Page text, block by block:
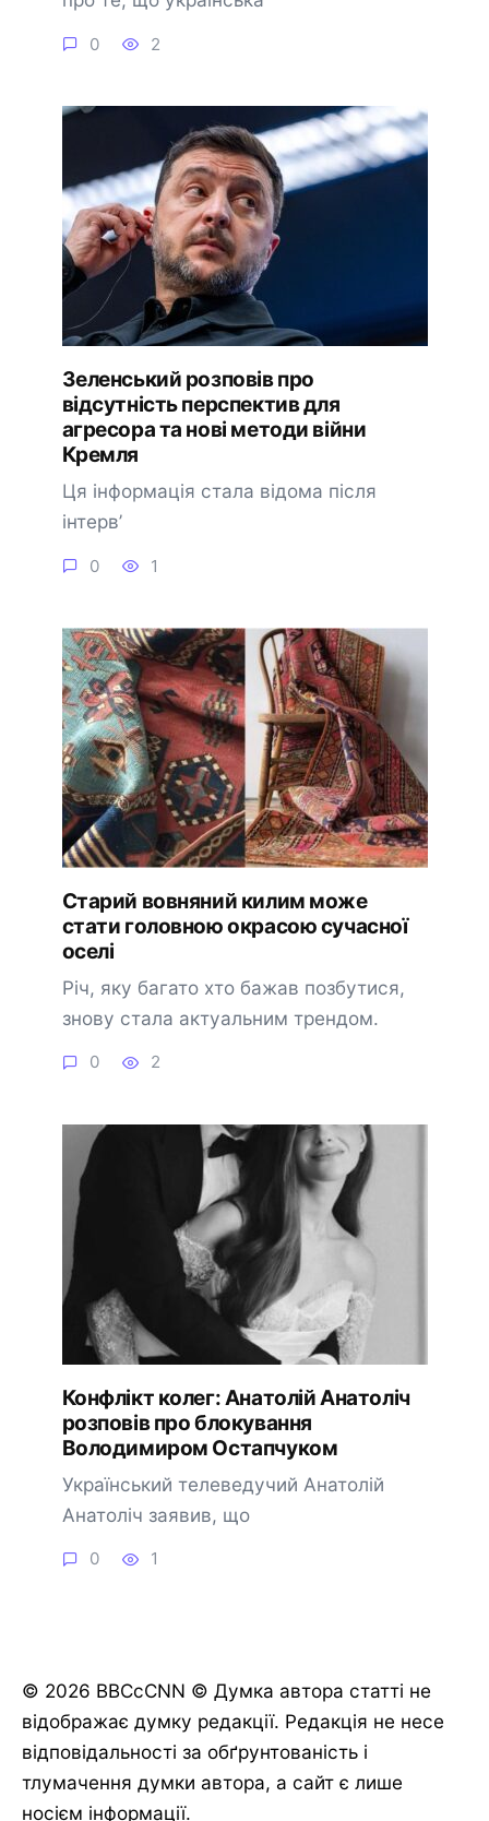
0 2
Зеленський розповів про
відсутність перспектив для
агресора та нові методи війни
Кремля
Ця інформація стала відома після
інтерв’
0 1
Старий вовняний килим може
стати головною окрасою сучасної
оселі
Річ, яку багато хто бажав позбутися,
знову стала актуальним трендом.
0 2
Конфлікт колег: Анатолій Анатоліч
розповів про блокування
Володимиром Остапчуком
Український телеведучий Анатолій
Анатоліч заявив, що
0 1
© 2026 BBCcCNN © Думка автора статті не
відображає думку редакції. Редакція не несе
відповідальності за обґрунтованість і
тлумачення думки автора, а сайт є лише
носієм інформації.